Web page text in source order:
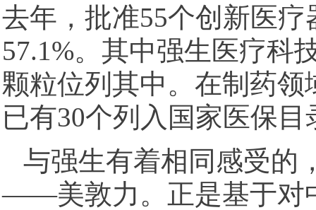
去年，批准55个创新医
57.1%。其中强生医疗科
颗粒位列其中。在制药
已有30个列入国家医保目
与强生有着相同感受的
——美敦力。正是基于对